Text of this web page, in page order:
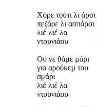
Χόρε τούτι λι άρσι
πεζάρε λι ασπάρσι
λιέ λιέ λα
ντουνιάου
Ου νε θάμε μάρι
για αρούκεμ του
αμάρι
λιέ λιέ λα
ντουνιάου